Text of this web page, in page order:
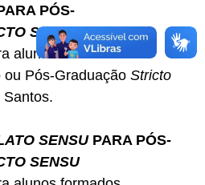
PÓS-
SENSU
alunos formados em
ou Pós-GraduaçãoStricto
Santos.
SENSUPARA PÓS-
SENSU